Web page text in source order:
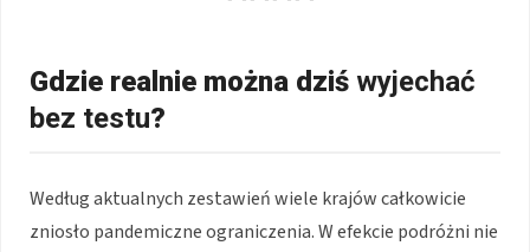
Gdzie realnie można dziś wyjechać
bez testu?
Według aktualnych zestawień wiele krajów całkowicie
zniosło pandemiczne ograniczenia. W efekcie podróżni nie